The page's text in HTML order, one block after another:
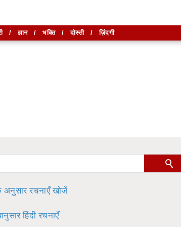
अनुसार रचनाएँ खोजें
हिंदी रचनाएँ
खोजें
/ज्ञान/ भक्ति/दोस्ती/ज़िंदगी
है।